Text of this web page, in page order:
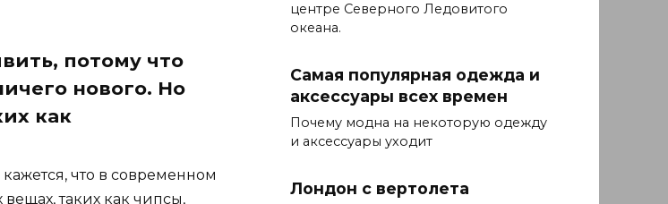
потому что
нового. Но
как
что в современном
таких как чипсы,
центре Северного Ледовитого
океана.
Самая популярная одежда и
аксессуары всех времен
Почему модна на некоторую одежду
и аксессуары уходит
Лондон с вертолета